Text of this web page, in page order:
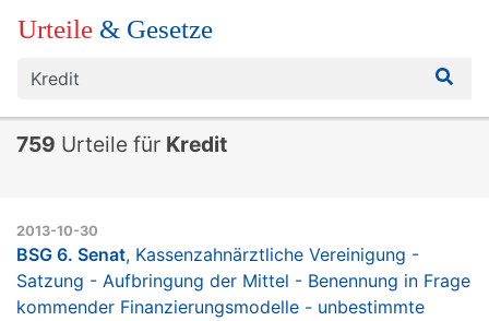
Urteile & Gesetze
759 Urteile für Kredit
2013-10-30
BSG 6. Senat, Kassenzahnärztliche Vereinigung -
Satzung - Aufbringung der Mittel - Benennung in Frage
kommender Finanzierungsmodelle - unbestimmte